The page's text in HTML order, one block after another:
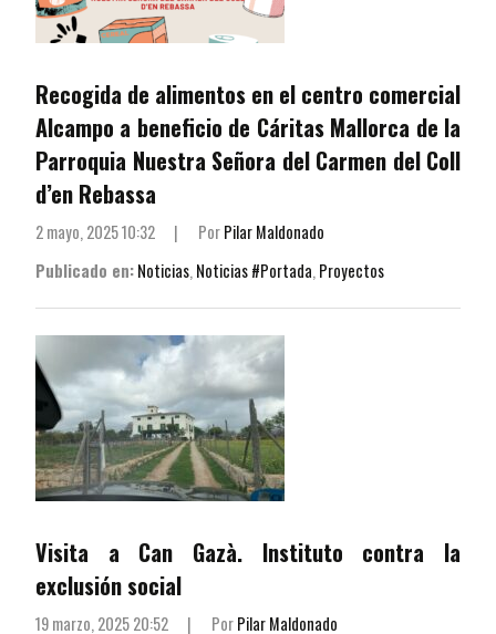
Recogida de alimentos en el centro comercial
Alcampo a beneficio de Cáritas Mallorca de la
Parroquia Nuestra Señora del Carmen del Coll
d’en Rebassa
2 mayo, 2025 10:32 | PorPilar Maldonado
Publicado en:Noticias, Noticias #Portada, Proyectos
Visita a Can Gazà. Instituto contra la
exclusión social
19 marzo, 2025 20:52 | PorPilar Maldonado